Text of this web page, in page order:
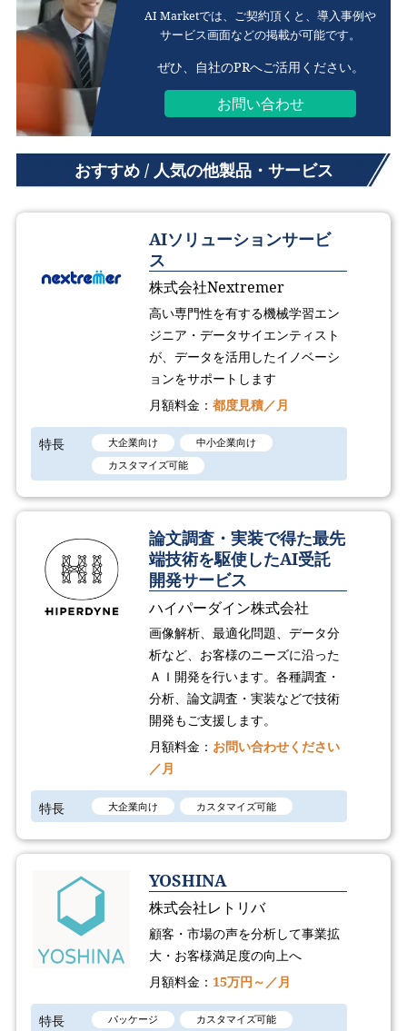
AI Marketでは、ご契約頂くと、導入事例や
サービス画面などの掲載が可能です。
ぜひ、自社のPRへご活用ください。
お問い合わせ
おすすめ / 人気の他製品・サービス
AIソリューションサービ
ス
株式会社Nextremer
高い専門性を有する機械学習エン
ジニア・データサイエンティスト
が、データを活用したイノベーシ
ョンをサポートします
月額料金： 都度見積／月
特長 大企業向け
中小企業向け
カスタマイズ可能
論文調査・実装で得た最先
端技術を駆使したAI受託
開発サービス
ハイパーダイン株式会社
画像解析、最適化問題、データ分
析など、お客様のニーズに沿った
ＡＩ開発を行います。各種調査・
分析、論文調査・実装などで技術
開発もご支援します。
月額料金： お問い合わせください
／月
特長 大企業向け カスタマイズ可能
YOSHINA
株式会社レトリバ
顧客・市場の声を分析して事業拡
大・お客様満足度の向上へ
月額料金： 15万円～／月
特長 パッケージ
カスタマイズ可能